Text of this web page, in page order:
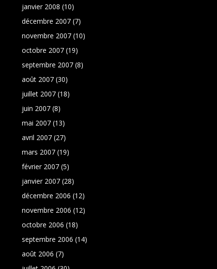
janvier 2008 (10)
décembre 2007(7)
novembre 2007(10)
octobre 2007(19)
septembre 2007(8)
août 2007(30)
juillet 2007(18)
juin 2007(8)
mai 2007(13)
avril 2007(27)
mars 2007(19)
février 2007(5)
janvier 2007(28)
décembre 2006 (12)
novembre 2006 (12)
octobre 2006 (18)
septembre 2006 (14)
août 2006 (7)